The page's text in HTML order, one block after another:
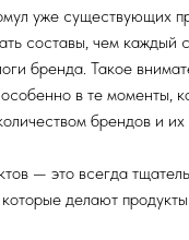
уже существующих
составы, чем каждый
бренда. Такое
в те моменты,
брендов и
— это всегда
которые делают